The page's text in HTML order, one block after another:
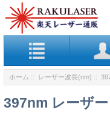
ホーム :: レーザー波長(nm) ::
397nm レーザー